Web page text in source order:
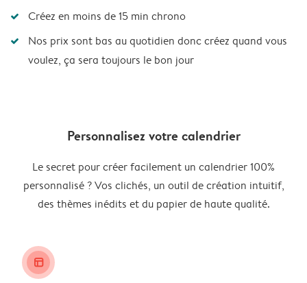
Créez en moins de 15 min chrono
Nos prix sont bas au quotidien donc créez quand vous
voulez, ça sera toujours le bon jour
Personnalisez votre calendrier
Le secret pour créer facilement un calendrier 100%
personnalisé ? Vos clichés, un outil de création intuitif,
des thèmes inédits et du papier de haute qualité.
layout_alt